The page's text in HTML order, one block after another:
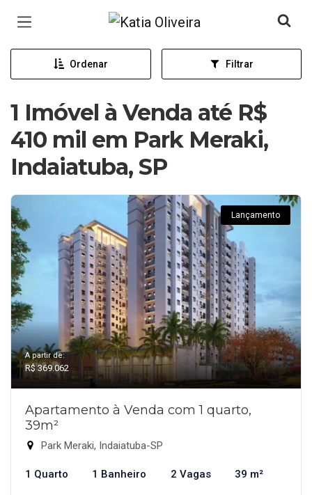
Página inicial
Ordenar Filtrar
1 Imóvel à Venda até R$
410 mil em Park Meraki,
Indaiatuba, SP
Lançamento
A partir de:
R$ 369.062
Apartamento à Venda com 1 quarto,
39m²
Park Meraki, Indaiatuba-SP
1 Quarto 1 Banheiro 2 Vagas 39 m²